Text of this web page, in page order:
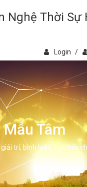
Nghệ Thời Sự
Login /
Tâm
trí, bình luân, học hỏi,